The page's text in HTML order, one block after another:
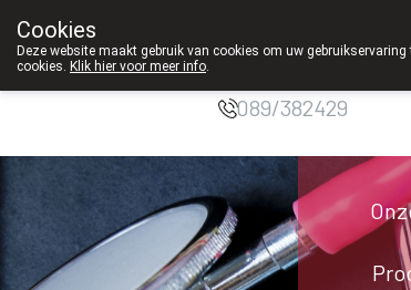
Apotheek
Duchateau Genk
089/382429
Cookies
Deze website maakt gebruik van cookies om uw
cookies. Klik hier voor meer info.